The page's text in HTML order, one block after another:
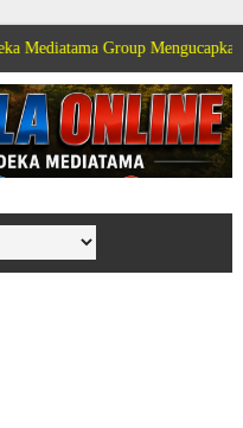
Group Mengucapkan Selamat